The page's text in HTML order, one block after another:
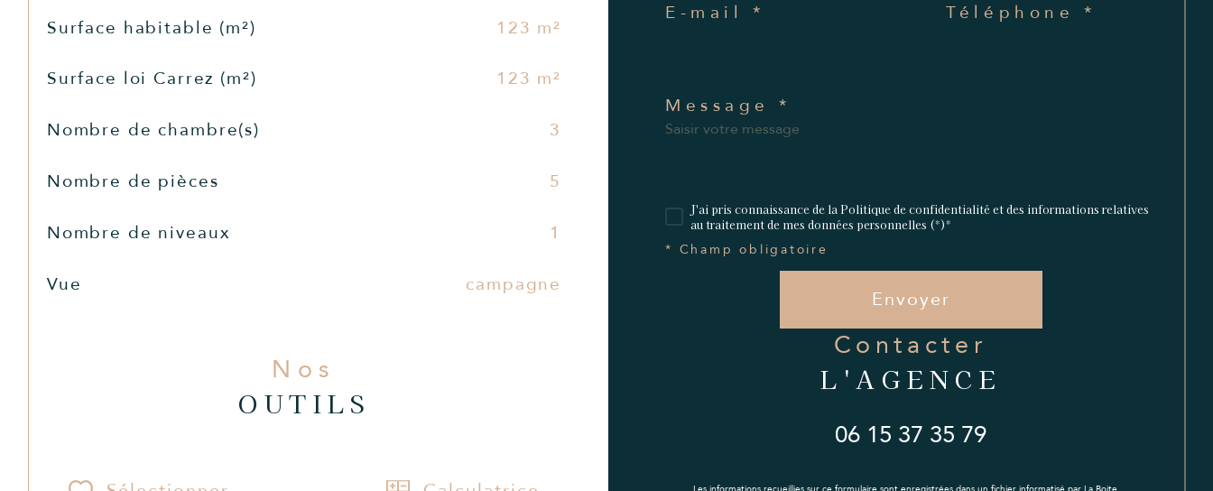
Surface habitable (m²) 123 m²
Surface loi Carrez (m²) 123 m²
Nombre de chambre(s) 3
Nombre de pièces 5
Nombre de niveaux 1
Vue campagne
Nos
OUTILS
E-mail * Téléphone *
Message *
J'ai pris connaissance de la Politique de confidentialité et des informations relatives
au traitement de mes données personnelles (*)*
* Champ obligatoire
Envoyer
contacter
L'AGENCE
06 15 37 35 79